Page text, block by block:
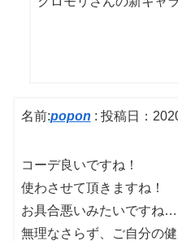
名前:popon : 投稿日：
コーデ良いですね！
使わさせて頂きますね！
お具合悪いみたいですね…
無理なさらず、ご自分の